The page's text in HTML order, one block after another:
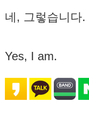
네, 그렇습니다.
Yes, I am.